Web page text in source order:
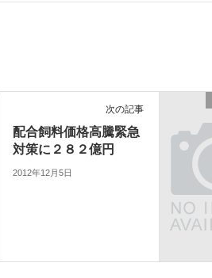
次の記事
配合飼料価格高騰緊急
対策に２８２億円
2012年12月5日